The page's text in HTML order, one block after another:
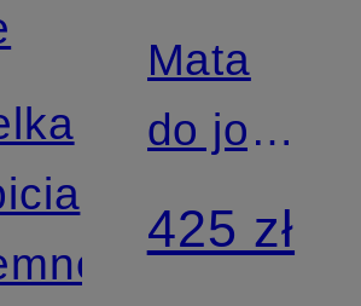
Mata
do jogi
THE
MAT 5
425 zł